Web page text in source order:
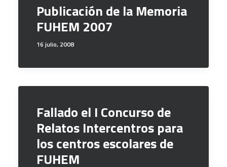
Publicación de la Memoria
FUHEM 2007
16 julio, 2008
Fallado el I Concurso de
Relatos Intercentros para
los centros escolares de
FUHEM